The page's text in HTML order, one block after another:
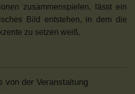
zusammenspielen, lässt ein
Bild entstehen, in dem die
zu setzen weiß.
von der Veranstaltung